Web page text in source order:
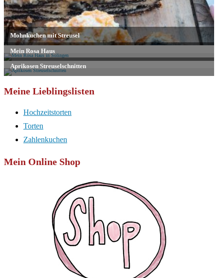
Meine Lieblingslisten
Hochzeitstorten
Torten
Zahlenkuchen
Mein Online Shop